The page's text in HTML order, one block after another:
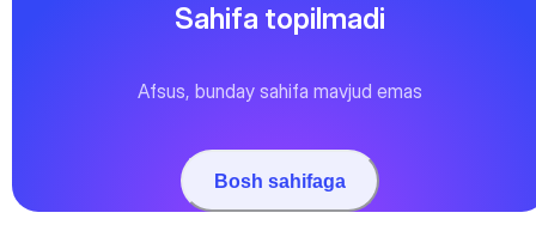
Sahifa topilmadi
Afsus, bunday sahifa mavjud emas
Bosh sahifaga